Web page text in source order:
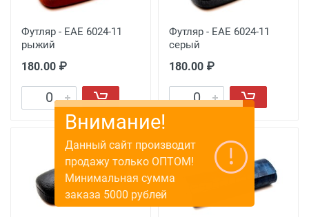
Футляр - EAE 6024-11
рыжий
180.00 ₽
Футляр - EAE 6024-11
серый
180.00 ₽
Внимание!
Данный сайт производит
продажу только ОПТОМ!
Минимальная сумма
заказа 5000 рублей